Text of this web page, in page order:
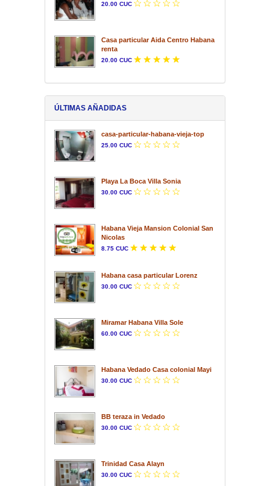
20.00 CUC
Casa particular Aida Centro Habana
renta
20.00 CUC
ÚLTIMAS AÑADIDAS
casa-particular-habana-vieja-top
25.00 CUC
Playa La Boca Villa Sonia
30.00 CUC
Habana Vieja Mansion Colonial San
Nicolas
8.75 CUC
Habana casa particular Lorenz
30.00 CUC
Miramar Habana Villa Sole
60.00 CUC
Habana Vedado Casa colonial Mayi
30.00 CUC
BB teraza in Vedado
30.00 CUC
Trinidad Casa Alayn
30.00 CUC